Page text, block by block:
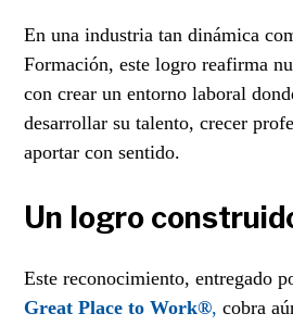
En una industria tan dinámica
Formación, este logro reafirma
con crear un entorno laboral
desarrollar su talento, crecer
aportar con sentido.
Un logro
Este reconocimiento, entregado
Great Place to Work®, cobra